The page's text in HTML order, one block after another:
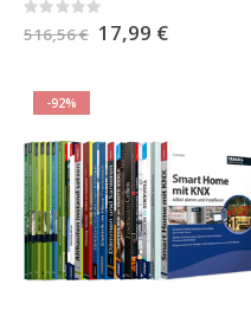
Rating:
0%
516,56 € Special
Price
17,99 €
-92%